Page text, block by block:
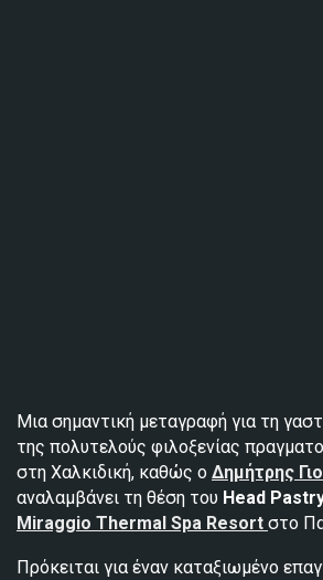
Μια σημαντική μεταγραφή για τη
της πολυτελούς φιλοξενίας
στη Χαλκιδική, καθώς ο Δημήτρης
αναλαμβάνει τη θέση του Head
Miraggio Thermal Spa Resort στο
Πρόκειται για έναν καταξιωμένο